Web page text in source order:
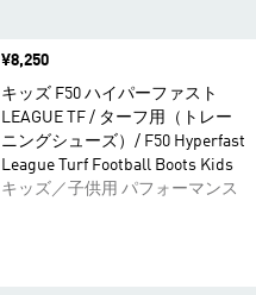
価格
¥8,250
キッズ F50 ハイパーファスト
LEAGUE TF / ターフ用（トレー
ニングシューズ）/ F50 Hyperfast
League Turf Football Boots Kids
キッズ／子供用 パフォーマンス